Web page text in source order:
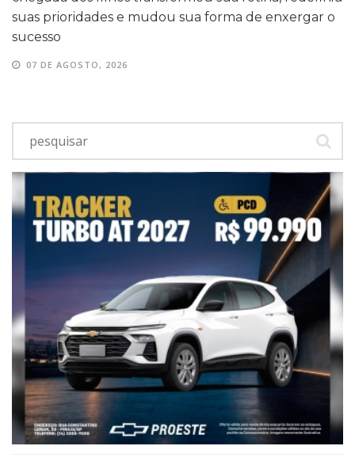
suas prioridades e mudou sua forma de enxergar o
sucesso
07 DE AGOSTO, 2026